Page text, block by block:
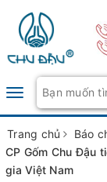
Toggle
navigation
Trang chủ Báo
CP Gốm Chu Đậu
gia Việt Nam